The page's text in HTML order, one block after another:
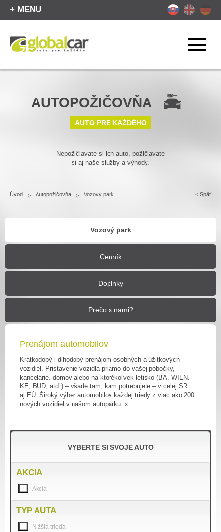
+ MENU
AUTOPOŽIČOVŇA
AUTO PRE KAŽDÉHO
Nepožičiavate si len auto, požičiavate
si aj naše služby a výhody.
Úvod > Autopožičovňa > Vozový park < Späť
Vozový park
Cenník
Doplnky
Prečo s nami?
Prenájom automobilov
Krátkodobý i dlhodobý prenájom osobných a úžitkových
vozidiel. Pristavenie vozidla priamo do vašej pobočky,
kancelárie, domov alebo na ktorékoľvek letisko (BA, WIEN,
KE, BUD, atď.) – všade tam, kam potrebujete – v celej SR
aj EÚ. Široký výber automobilov každej triedy z viac ako 200
nových vozidiel v našom autoparku. x
VYBERTE SI SVOJE AUTO
AKCIA
Akcia
TYP AUTA
Nižšia trieda